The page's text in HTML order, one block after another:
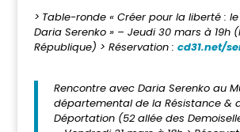
> Table-ronde « Créer pour la liberté :
Daria Serenko » – Jeudi 30 mars à 19h
République) > Réservation : cd31.net/
Rencontre avec Daria Serenko au
départemental de la Résistance &
Déportation (52 allée des